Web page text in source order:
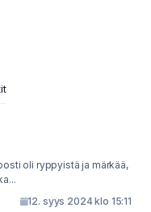
oli ryppyistä ja märkää,
12. syys 2024 klo 15:11